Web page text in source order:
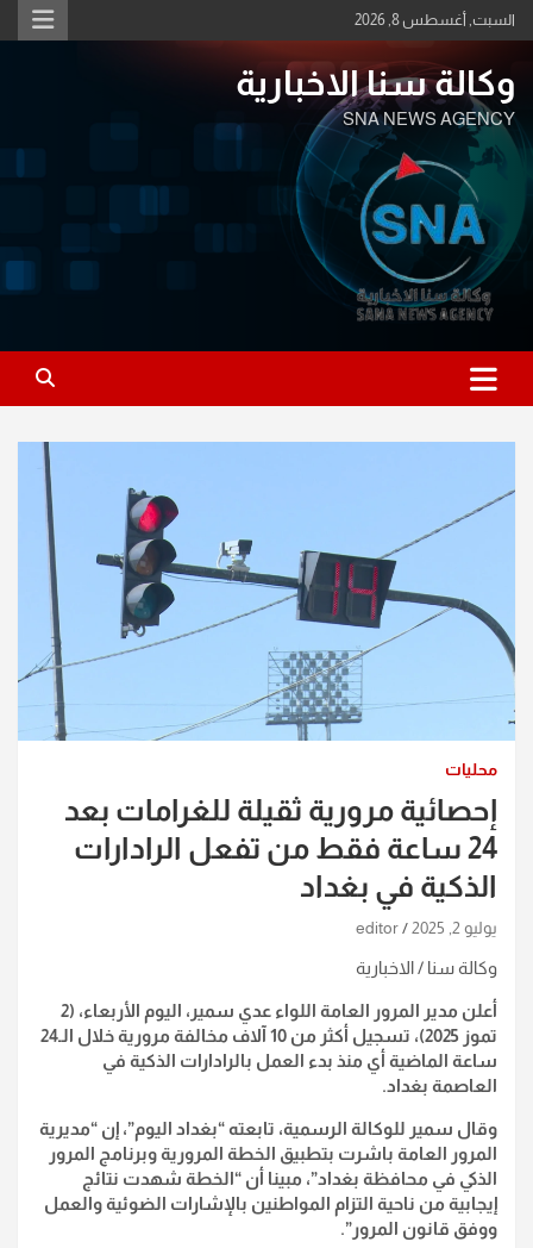
Skip
to
السبت, أغسطس 8, 2026
وكالة سنا الاخبارية
SNA NEWS AGENCY
محليات
إحصائية مرورية ثقيلة للغرامات بعد
24 ساعة فقط من تفعل الرادارات
الذكية في بغداد
يوليو 2, 2025 editor
وكالة سنا / الاخبارية
أعلن مدير المرور العامة اللواء عدي سمير، اليوم الأربعاء، (2
تموز 2025)، تسجيل أكثر من 10 آلاف مخالفة مرورية خلال الـ24
ساعة الماضية أي منذ بدء العمل بالرادارات الذكية في
العاصمة بغداد.
وقال سمير للوكالة الرسمية، تابعته “بغداد اليوم”، إن “مديرية
المرور العامة باشرت بتطبيق الخطة المرورية وبرنامج المرور
الذكي في محافظة بغداد”، مبينا أن “الخطة شهدت نتائج
إيجابية من ناحية التزام المواطنين بالإشارات الضوئية والعمل
ووفق قانون المرور”.